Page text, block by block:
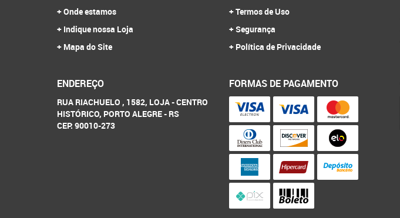
Onde estamos
Indique nossa Loja
Mapa do Site
Termos de Uso
Segurança
Política de Privacidade
ENDEREÇO
RUA RIACHUELO , 1582, LOJA-CENTRO
HISTÓRICO, PORTO ALEGRE- RS
CEP: 90010-273
FORMAS DE PAGAMENTO